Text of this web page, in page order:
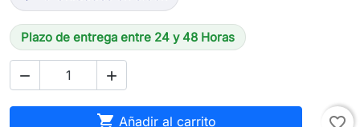
Plazo de entrega entre 24 y 48 Horas
 
 Añadir al carrito favorite_border